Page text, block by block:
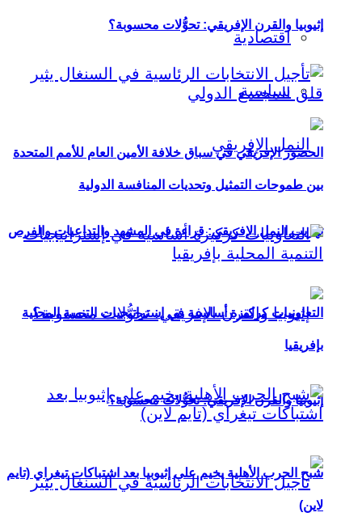
اقتصادية
سياسية
تهريب النمل الإفريقي: قراءة في المشهد والتداعيات والفرص
إثيوبيا والقرن الإفريقي: تحوُّلات محسوبة؟
إثيوبيا والقرن الإفريقي: تحوُّلات محسوبة؟
الحضور الإفريقي في سباق خلافة الأمين العام للأمم المتحدة
بين طموحات التمثيل وتحديات المنافسة الدولية
التعاونيات كركيزة أساسية في إستراتيجيات التنمية المحلية
بإفريقيا
شبح الحرب الأهلية يخيم على إثيوبيا بعد اشتباكات تيغراي (تايم
لاين)